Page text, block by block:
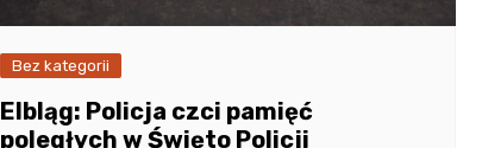
Bez kategorii
Elbląg: Policja czci pamięć
poległych w Święto Policji